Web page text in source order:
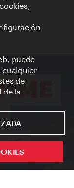
puede
cualquier
de
de la